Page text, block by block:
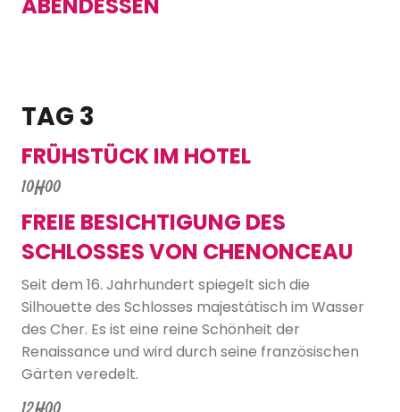
TAG 3
FRÜHSTÜCK IM HOTEL
10H00
FREIE BESICHTIGUNG DES
SCHLOSSES VON CHENONCEAU
Seit dem 16. Jahrhundert spiegelt sich die
Silhouette des Schlosses majestätisch im Wasser
des Cher. Es ist eine reine Schönheit der
Renaissance und wird durch seine französischen
Gärten veredelt.